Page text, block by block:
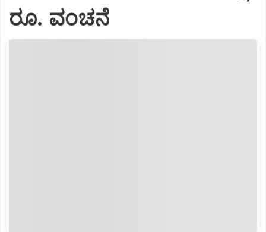
ರೂ. ವಂಚನೆ